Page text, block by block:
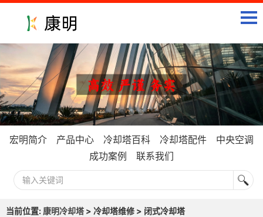
宏明简介 产品中心 冷却塔百科 冷却塔配件
中央空调
成功案例
联系我们
当前位置: 康明冷却塔> 冷却塔维修 > 闭式冷却塔